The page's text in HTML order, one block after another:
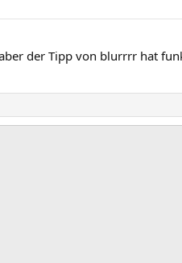
der Tipp von blurrrr hat